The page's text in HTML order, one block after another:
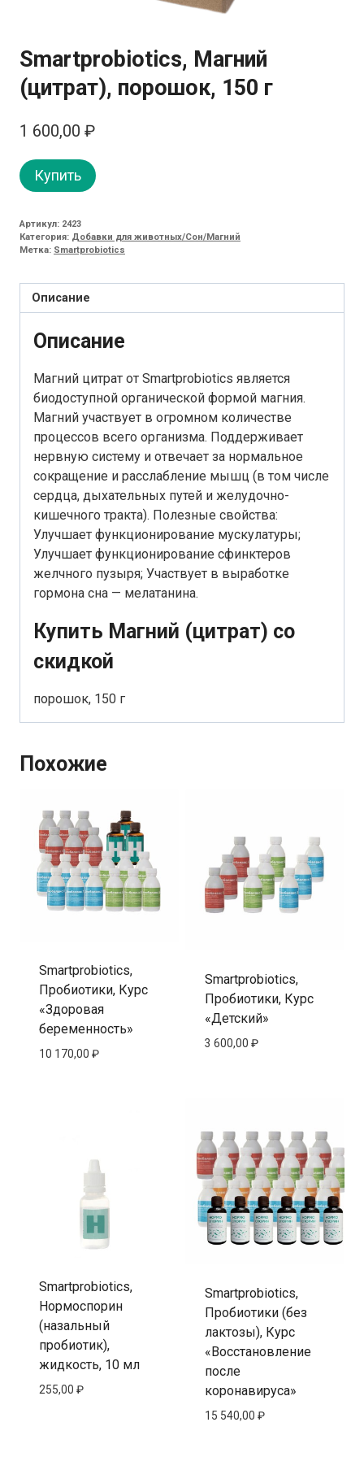
Smartprobiotics, Магний
(цитрат), порошок, 150 г
1 600,00 ₽
Купить
Артикул: 2423
Категория: Добавки для животных/Сон/Магний
Метка: Smartprobiotics
Описание
Описание
Магний цитрат от Smartprobiotics является
биодоступной органической формой магния.
Магний участвует в огромном количестве
процессов всего организма. Поддерживает
нервную систему и отвечает за нормальное
сокращение и расслабление мышц (в том числе
сердца, дыхательных путей и желудочно-
кишечного тракта). Полезные свойства:
Улучшает функционирование мускулатуры;
Улучшает функционирование сфинктеров
желчного пузыря; Участвует в выработке
гормона сна — мелатанина.
Купить Магний (цитрат) со
скидкой
порошок, 150 г
Похожие
Smartprobiotics,
Пробиотики, Курс
«Здоровая
беременность»
10 170,00 ₽
Smartprobiotics,
Пробиотики, Курс
«Детский»
3 600,00 ₽
Smartprobiotics,
Нормоспорин
(назальный
пробиотик),
жидкость, 10 мл
255,00 ₽
Smartprobiotics,
Пробиотики (без
лактозы), Курс
«Восстановление
после
коронавируса»
15 540,00 ₽